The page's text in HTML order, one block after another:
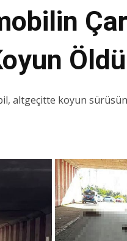
Öldü
altgeçitte koyun